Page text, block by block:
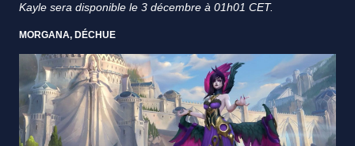
Kayle sera disponible le 3 décembre à 01h01 CET.
MORGANA, DÉCHUE